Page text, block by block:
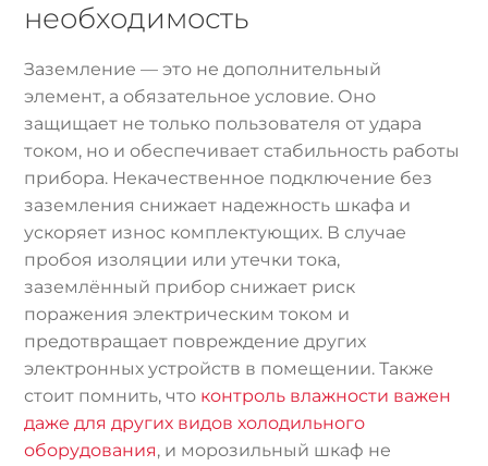
необходимость
Заземление — это не дополнительный
элемент, а обязательное условие. Оно
защищает не только пользователя от удара
током, но и обеспечивает стабильность работы
прибора. Некачественное подключение без
заземления снижает надежность шкафа и
ускоряет износ комплектующих. В случае
пробоя изоляции или утечки тока,
заземлённый прибор снижает риск
поражения электрическим током и
предотвращает повреждение других
электронных устройств в помещении. Также
стоит помнить, что контроль влажности важен
даже для других видов холодильного
оборудования, и морозильный шкаф не